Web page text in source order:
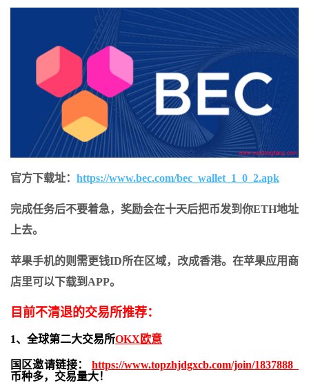
官方下载址： https://www.bec.com/bec_wallet_1_0_2.apk
完成任务后不要着急，奖励会在十天后把币发到你ETH地址
上去。
苹果手机的则需更钱ID所在区域，改成香港。在苹果应用商
店里可以下载到APP。
目前不清退的交易所推荐：
1、全球第二大交易所OKX欧意
国区邀请链接： https://www.topzhjdgxcb.com/join/1837888
币种多，交易量大！